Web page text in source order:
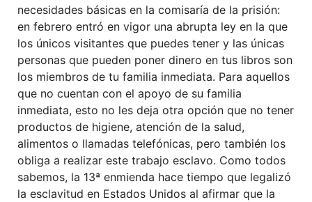
necesidades básicas en la comisaría de la prisión:
en febrero entró en vigor una abrupta ley en la que
los únicos visitantes que puedes tener y las únicas
personas que pueden poner dinero en tus libros son
los miembros de tu familia inmediata. Para aquellos
que no cuentan con el apoyo de su familia
inmediata, esto no les deja otra opción que no tener
productos de higiene, atención de la salud,
alimentos o llamadas telefónicas, pero también los
obliga a realizar este trabajo esclavo. Como todos
sabemos, la 13ª enmienda hace tiempo que legalizó
la esclavitud en Estados Unidos al afirmar que la